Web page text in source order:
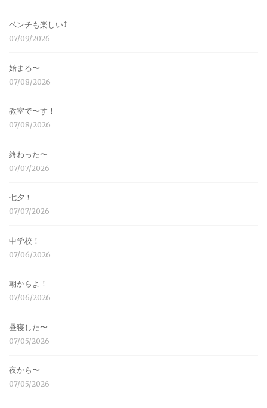
ベンチも楽しい⤴︎
07/09/2026
始まる〜
07/08/2026
教室で〜す！
07/08/2026
終わった〜
07/07/2026
七夕！
07/07/2026
中学校！
07/06/2026
朝からよ！
07/06/2026
昼寝した〜
07/05/2026
夜から〜
07/05/2026